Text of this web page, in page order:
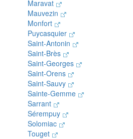
Maravat
Mauvezin
Monfort
Puycasquier
Saint-Antonin
Saint-Brès
Saint-Georges
Saint-Orens
Saint-Sauvy
Sainte-Gemme
Sarrant
Sérempuy
Solomiac
Touget